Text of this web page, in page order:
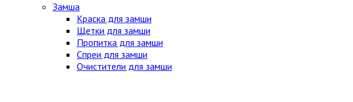
Замша
Краска для замши
Щетки для замши
Пропитка для замши
Спреи для замши
Очистители для замши